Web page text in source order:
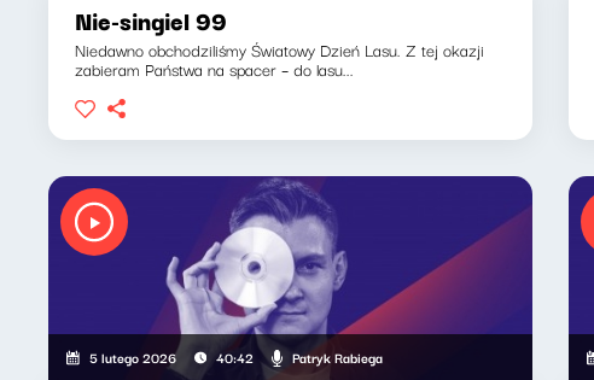
Nie-singiel 99
Niedawno obchodziliśmy Światowy Dzień Lasu. Z tej okazji
zabieram Państwa na spacer – do lasu...
5 lutego 2026 40:42 Patryk Rabiega